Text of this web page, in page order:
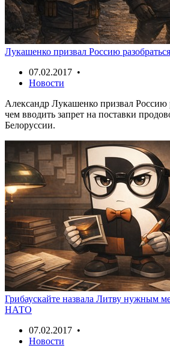
Лукашенко призвал Россию
07.02.2017 •
Новости
Александр Лукашенко призвал Россию
чем вводить запрет на поставки
Белоруссии.
Грибаускайте назвала Литву нужным
НАТО
07.02.2017 •
Новости